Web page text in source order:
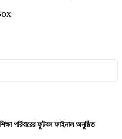
পরিবারের ফুটবল ফাইনাল অনুষ্ঠিত